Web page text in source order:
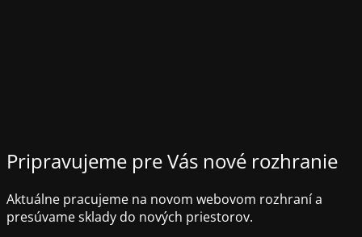
Pripravujeme pre Vás nové rozhranie
Aktuálne pracujeme na novom webovom rozhraní a
presúvame sklady do nových priestorov.